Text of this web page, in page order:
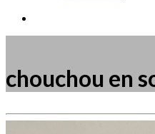
chouchou en